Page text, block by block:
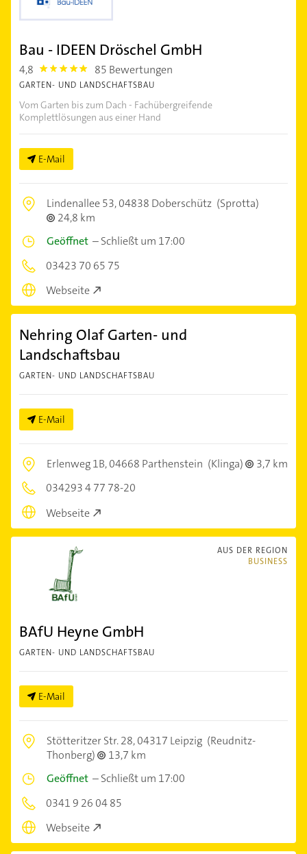
Bau - IDEEN Dröschel GmbH
4,8 4.8 85 Bewertungen
GARTEN- UND LANDSCHAFTSBAU
Vom Garten bis zum Dach - Fachübergreifende
Komplettlösungen aus einer Hand
E-Mail
Lindenallee 53,04838 Doberschütz (Sprotta)
24,8 km
Geöffnet –Schließt um 17:00
03423 70 65 75
Webseite
Nehring Olaf Garten- und
Landschaftsbau
GARTEN- UND LANDSCHAFTSBAU
E-Mail
Erlenweg 1B,04668 Parthenstein (Klinga)
3,7 km
034293 4 77 78-20
Webseite
AUS DER REGION
BUSINESS
BAfU Heyne GmbH
GARTEN- UND LANDSCHAFTSBAU
E-Mail
Stötteritzer Str. 28,04317 Leipzig (Reudnitz-
Thonberg)
13,7 km
Geöffnet –Schließt um 17:00
0341 9 26 04 85
Webseite